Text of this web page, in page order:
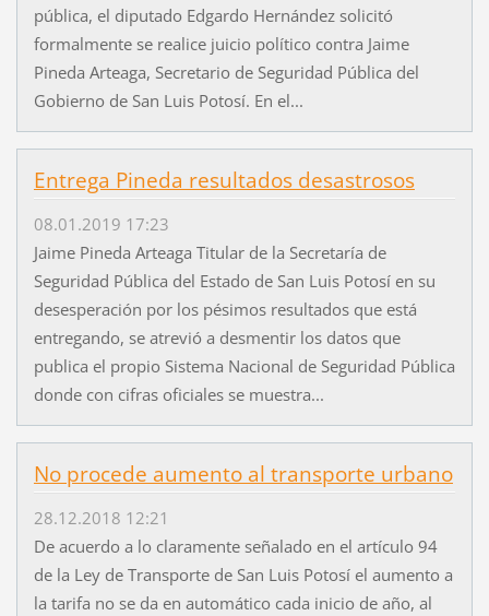
pública, el diputado Edgardo Hernández solicitó
formalmente se realice juicio político contra Jaime
Pineda Arteaga, Secretario de Seguridad Pública del
Gobierno de San Luis Potosí. En el...
Entrega Pineda resultados desastrosos
08.01.2019 17:23
Jaime Pineda Arteaga Titular de la Secretaría de
Seguridad Pública del Estado de San Luis Potosí en su
desesperación por los pésimos resultados que está
entregando, se atrevió a desmentir los datos que
publica el propio Sistema Nacional de Seguridad Pública
donde con cifras oficiales se muestra...
No procede aumento al transporte urbano
28.12.2018 12:21
De acuerdo a lo claramente señalado en el artículo 94
de la Ley de Transporte de San Luis Potosí el aumento a
la tarifa no se da en automático cada inicio de año, al